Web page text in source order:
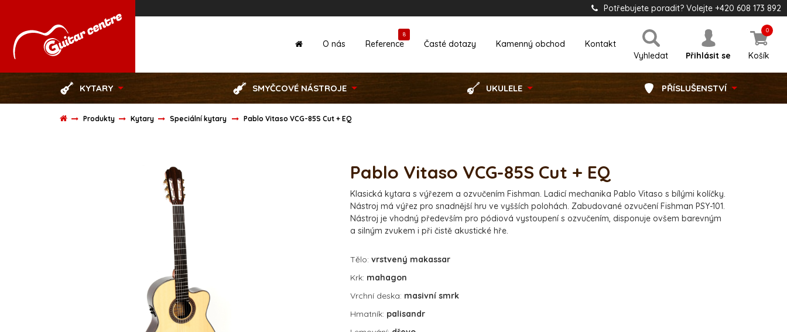
Potřebujete poradit? Volejte +420 608 173 892
Vyhledat Přihlásit se Košík
0
O nás Reference
8
Časté dotazy Kamenný obchod Kontakt
KYTARY SMYČCOVÉ NÁSTROJE UKULELE PŘÍSLUŠENSTVÍ
Produkty Kytary Speciální kytary Pablo Vitaso VCG-85S Cut + EQ
Pablo Vitaso VCG-85S Cut + EQ
Klasická kytara s výřezem a ozvučením Fishman. Ladicí mechanika Pablo Vitaso s bílými kolíčky.
Nástroj má výřez pro snadnější hru ve vyšších polohách. Zabudované ozvučení Fishman PSY-101.
Nástroj je vhodný především pro pódiová vystoupení s ozvučením, disponuje ovšem barevným
a silným zvukem i při čistě akustické hře.
Tělo: vrstvený makassar
Krk: mahagon
Vrchní deska: masivní smrk
Hmatník: palisandr